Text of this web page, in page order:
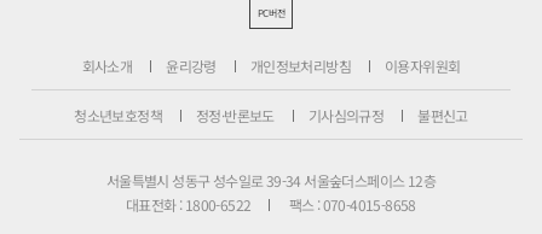
PC버전
회사소개 윤리강령 개인정보처리방침 이용자위원회
청소년보호정책 정정·반론보도 기사심의규정 불편신고
서울특별시 성동구 성수일로 39-34 서울숲더스페이스 12층
대표전화 : 1800-6522
팩스 : 070-4015-8658